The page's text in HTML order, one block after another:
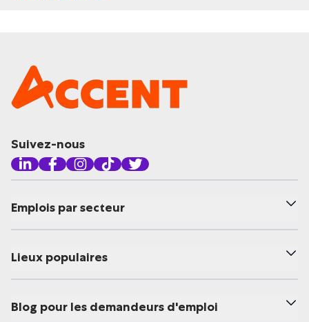
Suivez-nous
Emplois par secteur
Lieux populaires
Blog pour les demandeurs d'emploi